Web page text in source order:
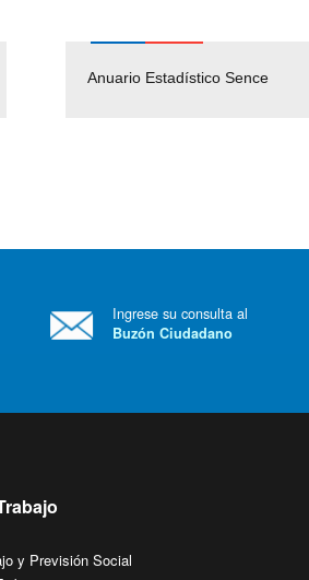
Anuario Estadístico Sence
Solicitud Audiencias y
Ingrese su consulta al
Buzón Ciudadano
y Previsión Social